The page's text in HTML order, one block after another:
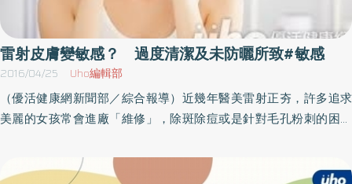
明的成分 皮膚科醫師徐常捷表示，植物性複合因子的保養品，可適
用於一般健康膚質，依自身的需求選擇適合的保養品，植物萃取出
來製作而成的保養品，依植物不同的特性而有不同的效用，像是甘
草有類似消炎的作用，茶樹則是有抑菌的效果等。 徐常捷醫師表
示，若本身是屬於敏感肌，要注意避免成分過於複雜以防刺激肌
膚，選擇保養品時，可先從小部分肌膚或是從較不敏感區域試用看
看有無過敏反應，保養品成分盡量天然單純，切勿選擇來路不明的
透氣恐致阻塞或過敏，依照個人膚質選擇，太複雜的成分都只是增
良的地點，有效預防並解決室內空氣品質問題，提供民眾更健康、
更舒適的醫療環境。有慢性呼吸道疾病患者應減少出門次數胸腔內
科主任施志宏表示，PM2.5顆粒超細小的特性，可侵入人體肺泡造
成全身性的危害，當PM2.5進入人體後在肺部吸收，容易形成慢性
支氣管炎、細支氣管擴張、肺水腫或是支氣管纖維化等症狀，使慢
性呼吸道疾病症狀加劇，嚴重時可能會導致呼吸衰竭、危及生命。
醫師提醒，有慢性呼吸道疾病(例如氣喘、慢性肺阻塞疾病)之患者在
理，以保護呼吸道及肺部遭受侵害。出外戴口罩 注意健康維護洪
雷射皮膚變敏感？ 過度清潔及未防曬所致#敏感
2016/04/25 Uho編輯部
（優活健康網新聞部／綜合報導）近幾年醫美雷射正夯，許多追求
美麗的女孩常會進廠「維修」，除斑除痘或是針對毛孔粉刺的困擾
家照護任其日曬，肌膚雖然短暫解決瑕疵問題，長期下來卻變成敏
感性肌膚，到底是哪一個步驟做錯了？求好心切 別忽略關鍵步驟台